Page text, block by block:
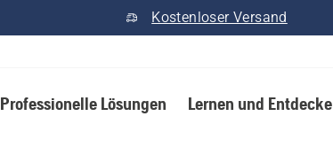
Kostenloser Versand
Professionelle Lösungen Lernen und